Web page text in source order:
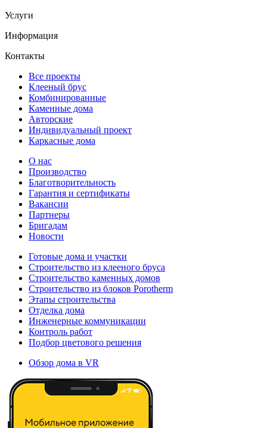
Услуги
Информация
Контакты
Все проекты
Клееный брус
Комбинированные
Каменные дома
Авторские
Индивидуальный проект
Каркасные дома
О нас
Производство
Благотворительность
Гарантия и сертификаты
Вакансии
Партнеры
Бригадам
Новости
Готовые дома и участки
Строительство из клееного бруса
Строительство каменных домов
Строительство из блоков Porotherm
Этапы строительства
Отделка дома
Инженерные коммуникации
Контроль работ
Подбор цветового решения
Обзор дома в VR